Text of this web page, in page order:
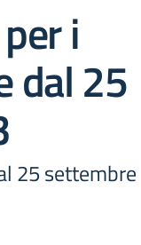
i
dal 25
25 settembre